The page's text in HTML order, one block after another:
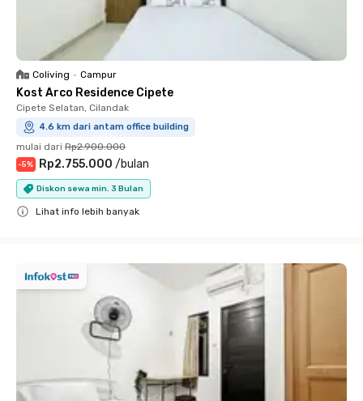
Coliving • Campur
Kost Arco Residence Cipete
Cipete Selatan, Cilandak
4.6 km dari antam office building
mulai dari Rp2.900.000
-5% Rp2.755.000 /bulan
Diskon sewa min. 3 Bulan
Lihat info lebih banyak